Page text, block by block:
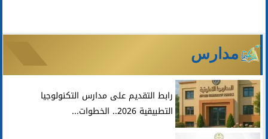
مدارس
رابط التقديم على مدارس التكنولوجيا
التطبيقية 2026.. الخطوات...